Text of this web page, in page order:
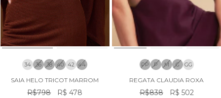
34 36 38 40 42 44
SAIA HELO TRICOT MARROM
R$798 R$ 478
PP P M G GG
REGATA CLAUDIA ROXA
R$838 R$ 502